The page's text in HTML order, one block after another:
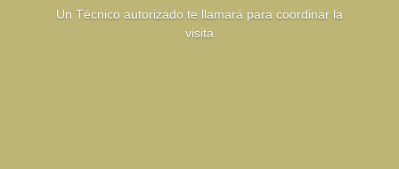
Un Técnico autorizado te llamará para coordinar la
visita